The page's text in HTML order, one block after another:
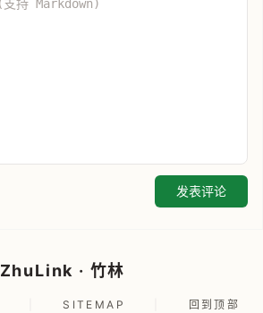
发表评论
ZhuLink · 竹林
SITEMAP 回到顶部